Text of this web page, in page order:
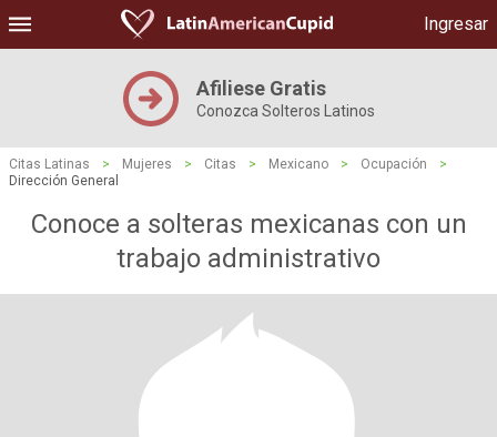
Ingresar
Afiliese Gratis
Conozca Solteros Latinos
Citas Latinas > Mujeres > Citas > Mexicano > Ocupación
>
Dirección General
Conoce a solteras mexicanas con un
trabajo administrativo